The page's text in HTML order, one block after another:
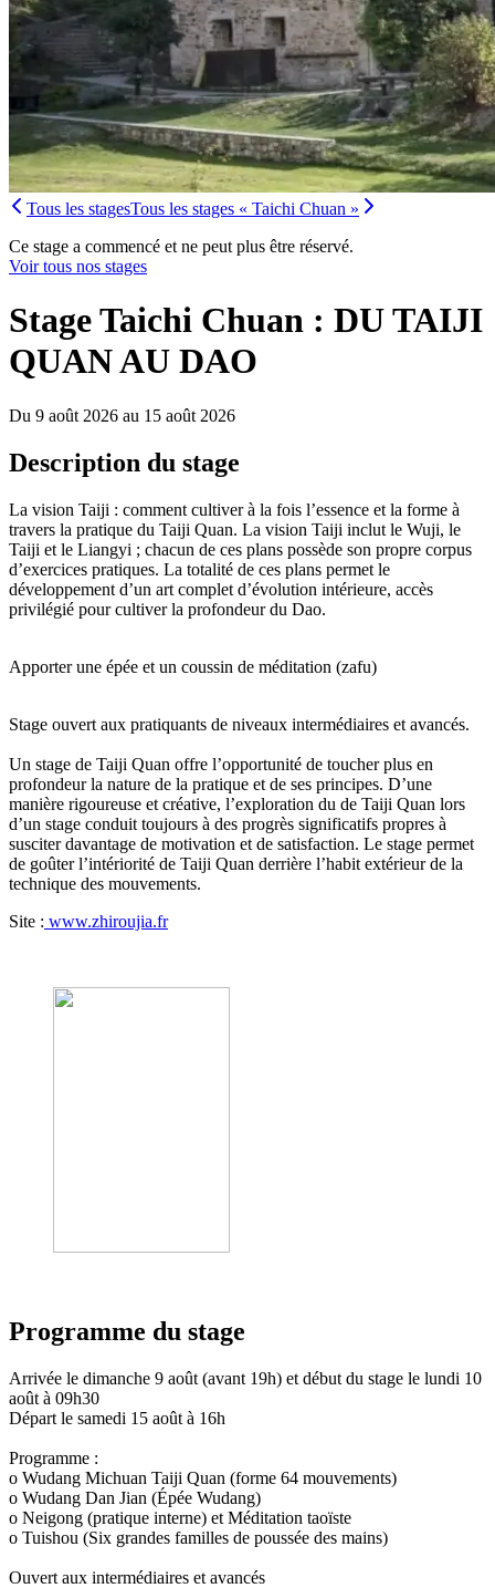
Tous les stagesTous les stages « Taichi Chuan »
Ce stage a commencé et ne peut plus être réservé.
Voir tous nos stages
Stage Taichi Chuan : DU TAIJI
QUAN AU DAO
Du 9 août 2026 au 15 août 2026
Description du stage
La vision Taiji : comment cultiver à la fois l’essence et la forme à
travers la pratique du Taiji Quan. La vision Taiji inclut le Wuji, le
Taiji et le Liangyi ; chacun de ces plans possède son propre corpus
d’exercices pratiques. La totalité de ces plans permet le
développement d’un art complet d’évolution intérieure, accès
privilégié pour cultiver la profondeur du Dao.
Apporter une épée et un coussin de méditation (zafu)
Stage ouvert aux pratiquants de niveaux intermédiaires et avancés.
Un stage de Taiji Quan offre l’opportunité de toucher plus en
profondeur la nature de la pratique et de ses principes. D’une
manière rigoureuse et créative, l’exploration du de Taiji Quan lors
d’un stage conduit toujours à des progrès significatifs propres à
susciter davantage de motivation et de satisfaction. Le stage permet
de goûter l’intériorité de Taiji Quan derrière l’habit extérieur de la
technique des mouvements.
Site : www.zhiroujia.fr
Programme du stage
Arrivée le dimanche 9 août (avant 19h) et début du stage le lundi 10
août à 09h30
Départ le samedi 15 août à 16h
Programme :
o Wudang Michuan Taiji Quan (forme 64 mouvements)
o Wudang Dan Jian (Épée Wudang)
o Neigong (pratique interne) et Méditation taoïste
o Tuishou (Six grandes familles de poussée des mains)
Ouvert aux intermédiaires et avancés